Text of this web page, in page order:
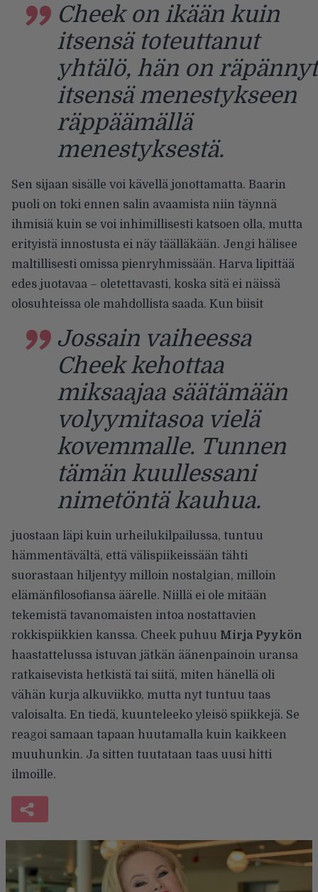
Cheek on ikään kuin
itsensä toteuttanut
yhtälö, hän on räpännyt
itsensä menestykseen
räppäämällä
menestyksestä.
Sen sijaan sisälle voi kävellä jonottamatta. Baarin
puoli on toki ennen salin avaamista niin täynnä
ihmisiä kuin se voi inhimillisesti katsoen olla, mutta
erityistä innostusta ei näy täälläkään. Jengi hälisee
maltillisesti omissa pienryhmissään. Harva lipittää
edes juotavaa – oletettavasti, koska sitä ei näissä
olosuhteissa ole mahdollista saada.
Jossain vaiheessa
Cheek kehottaa
miksaajaa säätämään
volyymitasoa vielä
kovemmalle. Tunnen
tämän kuullessani
nimetöntä kauhua.
Kun biisit
juostaan läpi kuin urheilukilpailussa, tuntuu
hämmentävältä, että välispiikeissään tähti
suorastaan hiljentyy milloin nostalgian, milloin
elämänfilosofiansa äärelle. Niillä ei ole mitään
tekemistä tavanomaisten intoa nostattavien
rokkispiikkien kanssa. Cheek puhuu Mirja Pyykön
haastattelussa istuvan jätkän äänenpainoin uransa
ratkaisevista hetkistä tai siitä, miten hänellä oli
vähän kurja alkuviikko, mutta nyt tuntuu taas
valoisalta. En tiedä, kuunteleeko yleisö spiikkejä. Se
reagoi samaan tapaan huutamalla kuin kaikkeen
muuhunkin. Ja sitten tuutataan taas uusi hitti
ilmoille.